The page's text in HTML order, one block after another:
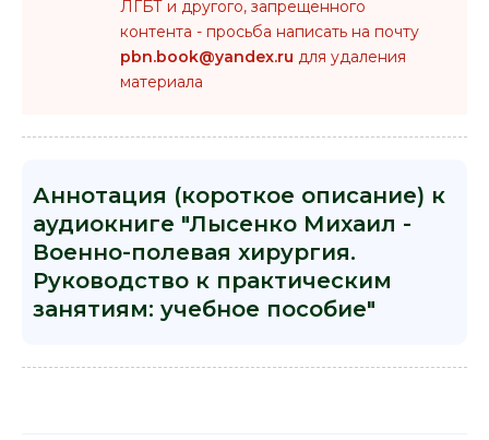
ЛГБТ и другого, запрещенного
контента - просьба написать на почту
pbn.book@yandex.ru для удаления
материала
Аннотация (короткое описание) к
аудиокниге "Лысенко Михаил -
Военно-полевая хирургия.
Руководство к практическим
занятиям: учебное пособие"